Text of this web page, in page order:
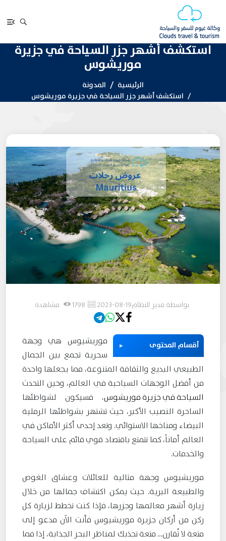
استكشف أشهر جزر السياحة في جزيرة
موريشوس
الرئيسية
المدونة
استكشف أشهر جزر السياحة في جزيرة موريشوس
بواسطة مدير النظام2023-08-19 1798 مشاهدة
أقسام المحتوى
موريشيوس هي وجهة
سحرية تجمع بين الجمال
الطبيعي البديع والثقافة المتنوعة، مما يجعلها واحدة
من أفضل الوجهات السياحية في العالم، وحين التحدث
السياحة في جزيرة موريشوس، فسيكون لشواطئها
الساحرة النصيب الأكبر، حيث تشتهر بشواطئها الرملية
البيضاء ومناخها الاستوائي. وتعد إحدى أكثر الأماكن في
العالم أماناً، كما تتمتع باقتصاد قوي قائم على السياحة
والخدمات.
موريشيوس وجهة مثالية للعائلات وعشاق الغوص
والطبيعة البرية. حيث يمكن اكتشاف جمالها من خلال
زيارة أشهر معالمها وجزرها، فإذا كنت تخطط لزيارة كل
ركن من أركان جزيرة موريشيوس فأنت الآن مدعو إلى
متعة لا تُقارن… متعة تجذبك لمناظر البحر الجذابة، إذا فما